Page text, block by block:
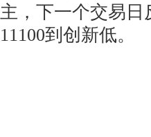
主，下一个交易日
11100到创新低。